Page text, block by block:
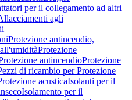
per il collegamento ad altri
agli
Protezione antincendio,
Protezione
antincendioProtezione
di ricambio per Protezione
acusticaIsolanti per il
Isolamento per il